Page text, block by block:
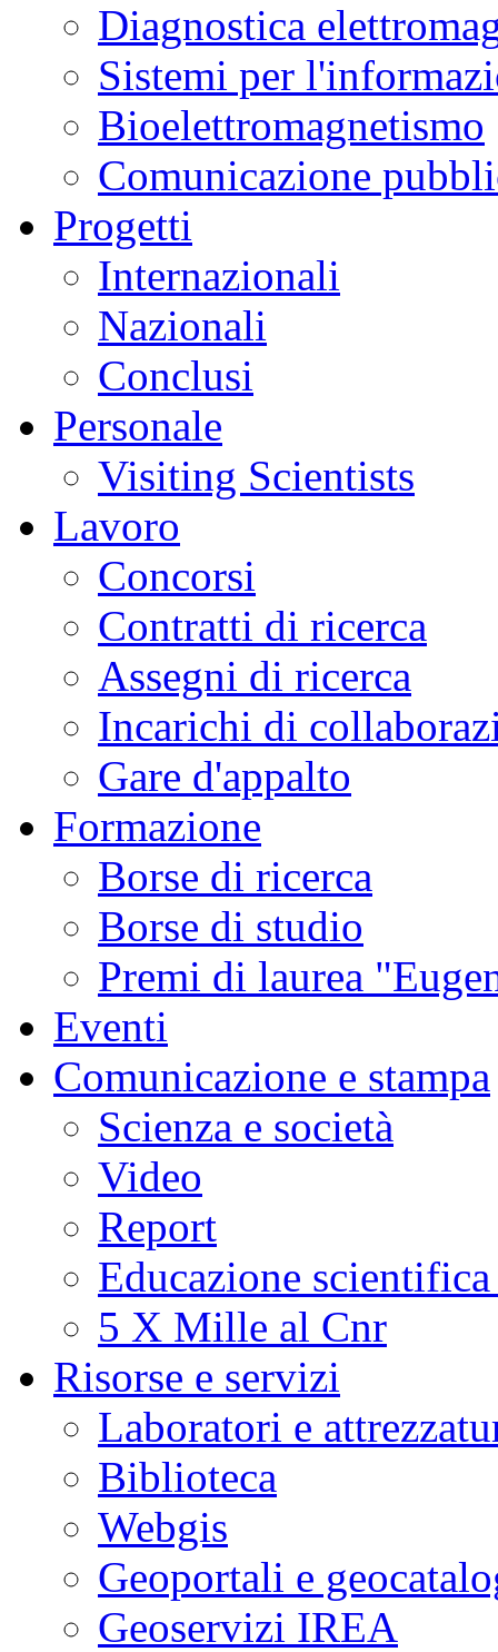
Diagnostica
Sistemi per
Bioelettromagnetismo
Comunicazione
Progetti
Internazionali
Nazionali
Conclusi
Personale
Visiting Scientists
Lavoro
Concorsi
Contratti di ricerca
Assegni di ricerca
Incarichi di
Gare d'appalto
Formazione
Borse di ricerca
Borse di studio
Premi di laurea
Eventi
Comunicazione e stampa
Scienza e società
Video
Report
Educazione
5 X Mille al Cnr
Risorse e servizi
Laboratori e
Biblioteca
Webgis
Geoportali e
Geoservizi IREA